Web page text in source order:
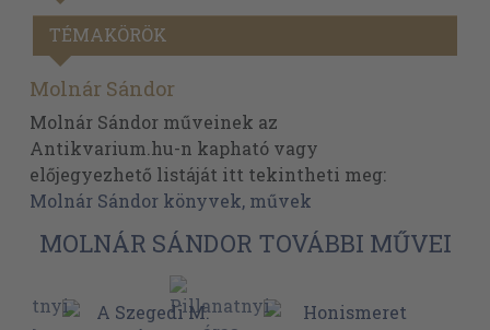
TÉMAKÖRÖK
Molnár Sándor
Molnár Sándor műveinek az
Antikvarium.hu-n kapható vagy
előjegyezhető listáját itt tekintheti meg:
Molnár Sándor könyvek, művek
MOLNÁR SÁNDOR TOVÁBBI MŰVEI